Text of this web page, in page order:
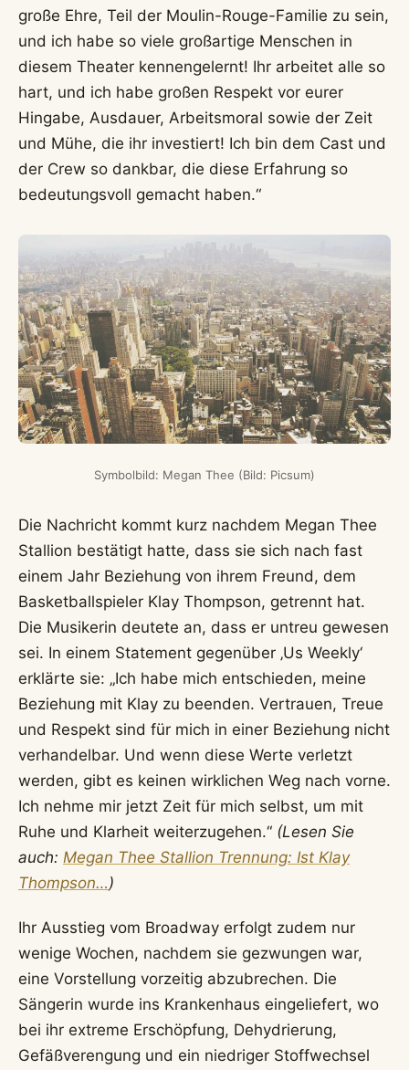
große Ehre, Teil der Moulin-Rouge-Familie zu sein,
und ich habe so viele großartige Menschen in
diesem Theater kennengelernt! Ihr arbeitet alle so
hart, und ich habe großen Respekt vor eurer
Hingabe, Ausdauer, Arbeitsmoral sowie der Zeit
und Mühe, die ihr investiert! Ich bin dem Cast und
der Crew so dankbar, die diese Erfahrung so
bedeutungsvoll gemacht haben.“
Symbolbild: Megan Thee (Bild: Picsum)
Die Nachricht kommt kurz nachdem Megan Thee
Stallion bestätigt hatte, dass sie sich nach fast
einem Jahr Beziehung von ihrem Freund, dem
Basketballspieler Klay Thompson, getrennt hat.
Die Musikerin deutete an, dass er untreu gewesen
sei. In einem Statement gegenüber ‚Us Weekly‘
erklärte sie: „Ich habe mich entschieden, meine
Beziehung mit Klay zu beenden. Vertrauen, Treue
und Respekt sind für mich in einer Beziehung nicht
verhandelbar. Und wenn diese Werte verletzt
werden, gibt es keinen wirklichen Weg nach vorne.
Ich nehme mir jetzt Zeit für mich selbst, um mit
Ruhe und Klarheit weiterzugehen.“ (Lesen Sie
auch: Megan Thee Stallion Trennung: Ist Klay
Thompson…)
Ihr Ausstieg vom Broadway erfolgt zudem nur
wenige Wochen, nachdem sie gezwungen war,
eine Vorstellung vorzeitig abzubrechen. Die
Sängerin wurde ins Krankenhaus eingeliefert, wo
bei ihr extreme Erschöpfung, Dehydrierung,
Gefäßverengung und ein niedriger Stoffwechsel